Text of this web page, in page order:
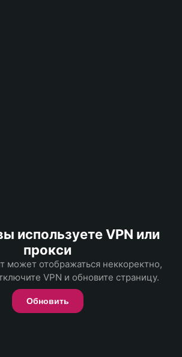
используете VPN или
прокси
может отображаться неккоректно,
VPN и обновите страницу.
Обновить